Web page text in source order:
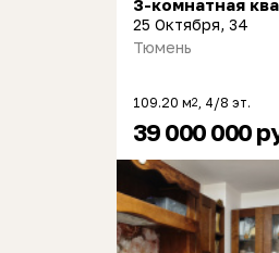
3-комнатная
25 Октября, 34
Тюмень
109.20 м2, 4/8 эт.
39 000 000